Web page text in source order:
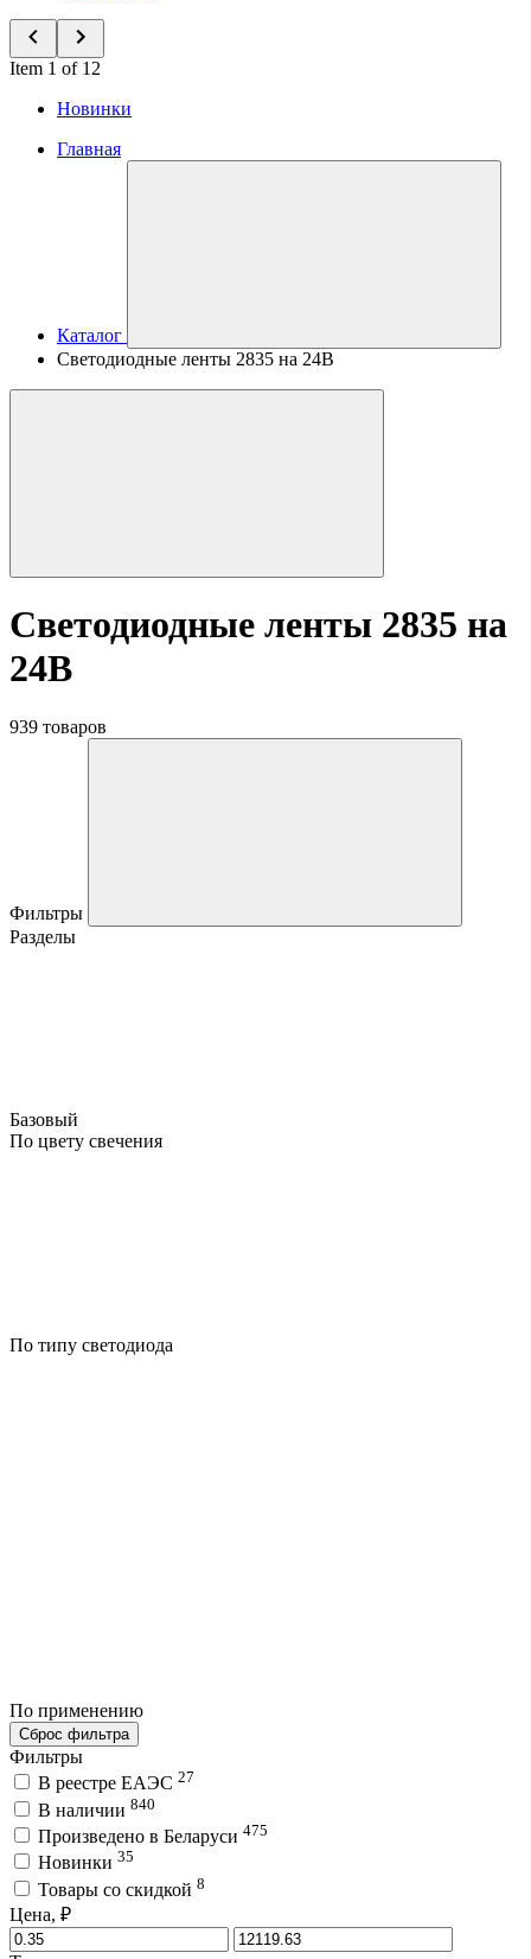
Item 1 of 12
Новинки
Главная
Каталог
Светодиодные ленты 2835 на 24В
Светодиодные ленты 2835 на
24В
939 товаров
Фильтры
Разделы
Базовый
По цвету свечения
По типу светодиода
По применению
Сброс фильтра
Фильтры
В реестре ЕАЭС 27
В наличии 840
Произведено в Беларуси 475
Новинки 35
Товары со скидкой 8
Цена, ₽